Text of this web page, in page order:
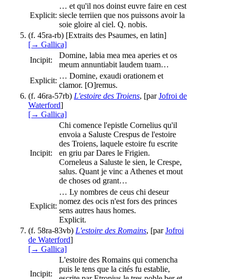
Explicit:
… et qu'il nos doinst euvre faire en cest
siecle terriien que nos puissons avoir la
soie gloire al ciel. Q. nobis.
(f. 45ra-rb) [Extraits des Psaumes, en latin]
[→ Gallica]
Incipit:
Domine, labia mea mea aperies et os
meum annuntiabit laudem tuam…
Explicit:
… Domine, exaudi orationem et
clamor. [O]remus.
(f. 46ra-57rb) L'estoire des Troiens, [parJofroi de
Waterford]
[→ Gallica]
Incipit:
Chi comence l'epistle Cornelius qu'il
envoia a Saluste Crespus de l'estoire
des Troiens, laquele estoire fu escrite
en griu par Dares le Frigien.
Corneleus a Saluste le sien, le Crespe,
salus. Quant je vinc a Athenes et mout
de choses od grant…
Explicit:
… Ly nombres de ceus chi deseur
nomez des ocis n'est fors des princes
sens autres haus homes.
Explicit.
(f. 58ra-83vb) L'estoire des Romains, [parJofroi
de Waterford]
[→ Gallica]
Incipit:
L'estoire des Romains qui comencha
puis le tens que la cités fu establie,